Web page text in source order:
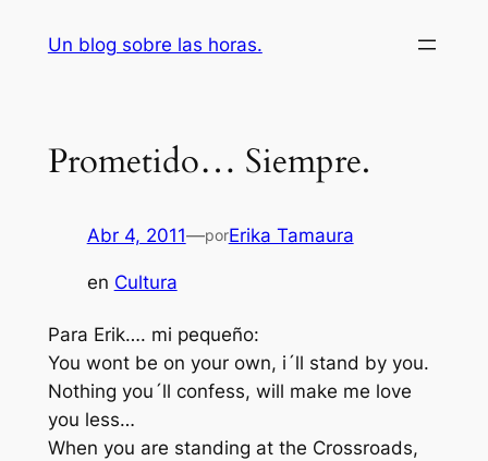
Un blog sobre las horas.
Prometido… Siempre.
Abr 4, 2011—porErika Tamaura
en Cultura
Para Erik…. mi pequeño:
You wont be on your own, i´ll stand by you.
Nothing you´ll confess, will make me love
you less…
When you are standing at the Crossroads,